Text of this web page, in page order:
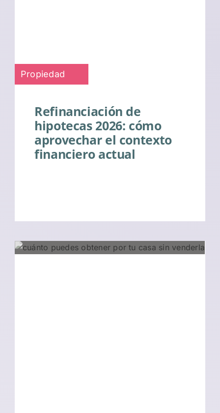
Propiedad
Refinanciación de
hipotecas 2026: cómo
aprovechar el contexto
financiero actual